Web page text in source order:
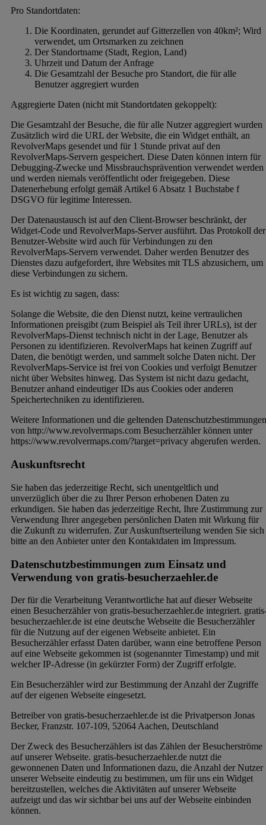
Pro Standortdaten:
Die Koordinaten, gerundet auf Gitterzellen von 40km²; Wird
verwendet, um Ortsmarken zu zeichnen
Der Standortname (Stadt, Region, Land)
Uhrzeit und Datum der Anfrage
Die Gesamtzahl der Besuche pro Standort, die für alle
Benutzer aggregiert wurden
Aggregierte Daten (nicht mit Standortdaten gekoppelt):
Die Gesamtzahl der Besuche, die für alle Nutzer aggregiert wurden
Zusätzlich wird die URL der Website, die ein Widget enthält, an
RevolverMaps gesendet und für 1 Stunde privat auf den
RevolverMaps-Servern gespeichert. Diese Daten können intern für
Debugging-Zwecke und Missbrauchsprävention verwendet werden
und werden niemals veröffentlicht oder freigegeben. Diese
Datenerhebung erfolgt gemäß Artikel 6 Absatz 1 Buchstabe f
DSGVO für legitime Interessen.
Der Datenaustausch ist auf den Client-Browser beschränkt, der
Widget-Code und RevolverMaps-Server ausführt. Das Protokoll der
Benutzer-Website wird auch für Verbindungen zu den
RevolverMaps-Servern verwendet. Daher werden Benutzer des
Dienstes dazu aufgefordert, ihre Websites mit TLS abzusichern, um
diese Verbindungen zu sichern.
Es ist wichtig zu sagen, dass:
Solange die Website, die den Dienst nutzt, keine vertraulichen
Informationen preisgibt (zum Beispiel als Teil ihrer URLs), ist der
RevolverMaps-Dienst technisch nicht in der Lage, Benutzer als
Personen zu identifizieren. RevolverMaps hat keinen Zugriff auf
Daten, die benötigt werden, und sammelt solche Daten nicht. Der
RevolverMaps-Service ist frei von Cookies und verfolgt Benutzer
nicht über Websites hinweg. Das System ist nicht dazu gedacht,
Benutzer anhand eindeutiger IDs aus Cookies oder anderen
Speichertechniken zu identifizieren.
Weitere Informationen und die geltenden Datenschutzbestimmungen
von http://www.revolvermaps.com Besucherzähler können unter
https://www.revolvermaps.com/?target=privacy abgerufen werden.
Auskunftsrecht
Sie haben das jederzeitige Recht, sich unentgeltlich und
unverzüglich über die zu Ihrer Person erhobenen Daten zu
erkundigen. Sie haben das jederzeitige Recht, Ihre Zustimmung zur
Verwendung Ihrer angegeben persönlichen Daten mit Wirkung für
die Zukunft zu widerrufen. Zur Auskunftserteilung wenden Sie sich
bitte an den Anbieter unter den Kontaktdaten im Impressum.
Datenschutzbestimmungen zum Einsatz und
Verwendung von gratis-besucherzaehler.de
Der für die Verarbeitung Verantwortliche hat auf dieser Webseite
einen Besucherzähler von gratis-besucherzaehler.de integriert.
besucherzaehler.de ist eine deutsche Webseite die Besucherzähler
für die Nutzung auf der eigenen Webseite anbietet. Ein
Besucherzähler erfasst Daten darüber, wann eine betroffene Person
auf eine Webseite gekommen ist (sogenannter Timestamp) und mit
welcher IP-Adresse (in gekürzter Form) der Zugriff erfolgte.
Ein Besucherzähler wird zur Bestimmung der Anzahl der Zugriffe
auf der eigenen Webseite eingesetzt.
Betreiber von gratis-besucherzaehler.de ist die Privatperson Jonas
Becker, Franzstr. 107-109, 52064 Aachen, Deutschland
Der Zweck des Besucherzählers ist das Zählen der Besucherströme
auf unserer Webseite. gratis-besucherzaehler.de nutzt die
gewonnenen Daten und Informationen dazu, die Anzahl der Nutzer
unserer Webseite eindeutig zu bestimmen, um für uns ein Widget
bereitzustellen, welches die Aktivitäten auf unserer Webseite
aufzeigt und das wir sichtbar bei uns auf der Webseite einbinden
können.